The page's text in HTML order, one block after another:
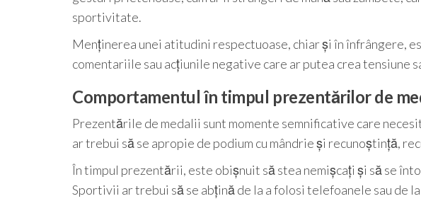
sportivitate.
Menținerea unei atitudini respectuoase, chiar și în înfrângere,
comentariile sau acțiunile negative care ar putea crea tensiune
Comportamentul în timpul prezentărilor de
Prezentările de medalii sunt momente semnificative care
ar trebui să se apropie de podium cu mândrie și recunoștință,
În timpul prezentării, este obișnuit să stea nemișcați și să se
Sportivii ar trebui să se abțină de la a folosi telefoanele sau de